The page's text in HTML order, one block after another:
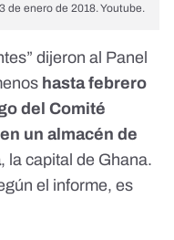
de enero de 2018. Youtube.
dijeron al Panel
hasta febrero
del Comité
un almacén de
, la capital de Ghana.
el informe, es